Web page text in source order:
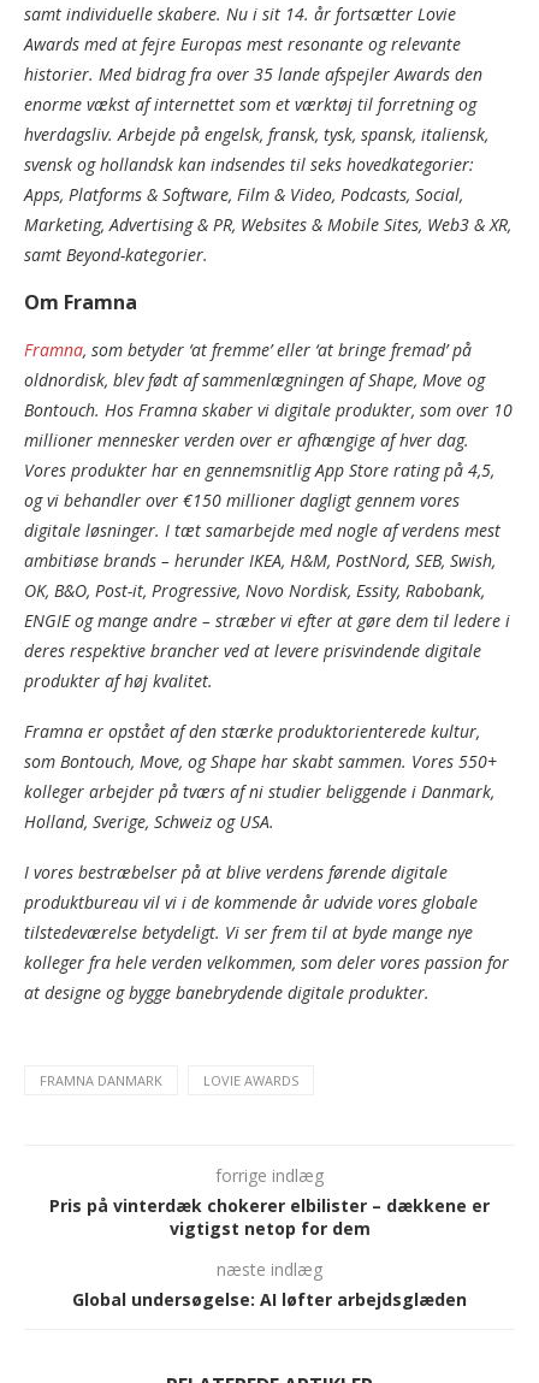
samt individuelle skabere. Nu i sit 14. år fortsætter Lovie
Awards med at fejre Europas mest resonante og relevante
historier. Med bidrag fra over 35 lande afspejler Awards den
enorme vækst af internettet som et værktøj til forretning og
hverdagsliv. Arbejde på engelsk, fransk, tysk, spansk, italiensk,
svensk og hollandsk kan indsendes til seks hovedkategorier:
Apps, Platforms & Software, Film & Video, Podcasts, Social,
Marketing, Advertising & PR, Websites & Mobile Sites, Web3 & XR,
samt Beyond-kategorier.
Om Framna
Framna, som betyder ‘at fremme’ eller ‘at bringe fremad’ på
oldnordisk, blev født af sammenlægningen af Shape, Move og
Bontouch. Hos Framna skaber vi digitale produkter, som over 10
millioner mennesker verden over er afhængige af hver dag.
Vores produkter har en gennemsnitlig App Store rating på 4,5,
og vi behandler over €150 millioner dagligt gennem vores
digitale løsninger. I tæt samarbejde med nogle af verdens mest
ambitiøse brands – herunder IKEA, H&M, PostNord, SEB, Swish,
OK, B&O, Post-it, Progressive, Novo Nordisk, Essity, Rabobank,
ENGIE og mange andre – stræber vi efter at gøre dem til ledere i
deres respektive brancher ved at levere prisvindende digitale
produkter af høj kvalitet.
Framna er opstået af den stærke produktorienterede kultur,
som Bontouch, Move, og Shape har skabt sammen. Vores 550+
kolleger arbejder på tværs af ni studier beliggende i Danmark,
Holland, Sverige, Schweiz og USA.
I vores bestræbelser på at blive verdens førende digitale
produktbureau vil vi i de kommende år udvide vores globale
tilstedeværelse betydeligt. Vi ser frem til at byde mange nye
kolleger fra hele verden velkommen, som deler vores passion for
at designe og bygge banebrydende digitale produkter.
FRAMNA DANMARK LOVIE AWARDS
forrige indlæg
Pris på vinterdæk chokerer elbilister – dækkene er
vigtigst netop for dem
næste indlæg
Global undersøgelse: AI løfter arbejdsglæden